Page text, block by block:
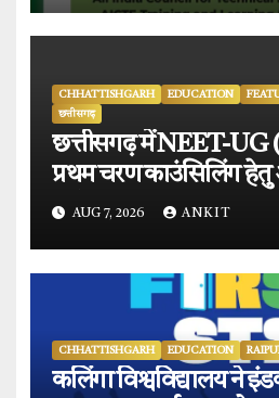
CHHATTISHGARH EDUCATION
छत्तीसगढ़
छत्तीसगढ़ में NEET-UG
प्रथम चरण काउंसिलिंग
प्रारंभ.
AUG 7, 2026 ANKIT
CHHATTISHGARH EDUCATION
कलिंगा विश्वविद्यालय ने